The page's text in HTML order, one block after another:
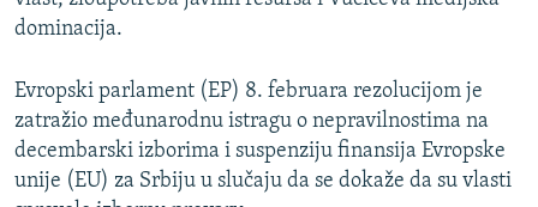
dominacija.
Evropski parlament (EP) 8. februara rezolucijom je
zatražio međunarodnu istragu o nepravilnostima na
decembarski izborima i suspenziju finansija Evropske
unije (EU) za Srbiju u slučaju da se dokaže da su vlasti